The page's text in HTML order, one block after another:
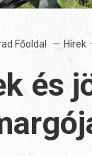
Főoldal Hírek
és